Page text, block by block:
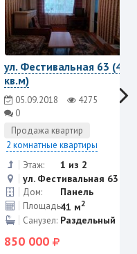
ул. Фестивальная 63 (41
кв.м)
05.09.2018
4275
0
Продажа квартир
2 комнатные квартиры
Этаж:
1 из 2
ул. Фестивальная 63
Дом: Панель
Площадь:41 м2
Санузел: Раздельный
850 000